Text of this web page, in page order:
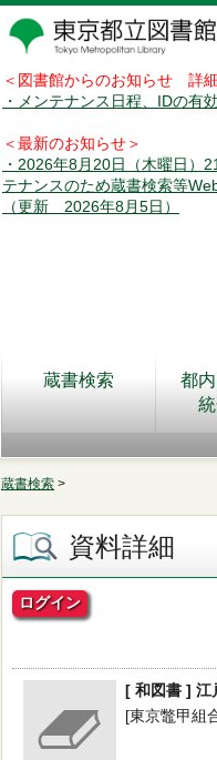
＜図書館からのお知らせ 詳
・メンテナンス日程、IDの有
＜最新のお知らせ＞
・2026年8月20日（木曜日）
テナンスのため蔵書検索等
（更新 2026年8月5日）
蔵書検索
都
蔵書検索 >
資料詳細
ログイン
[ 和図書 ] 江
[東京鼈甲組